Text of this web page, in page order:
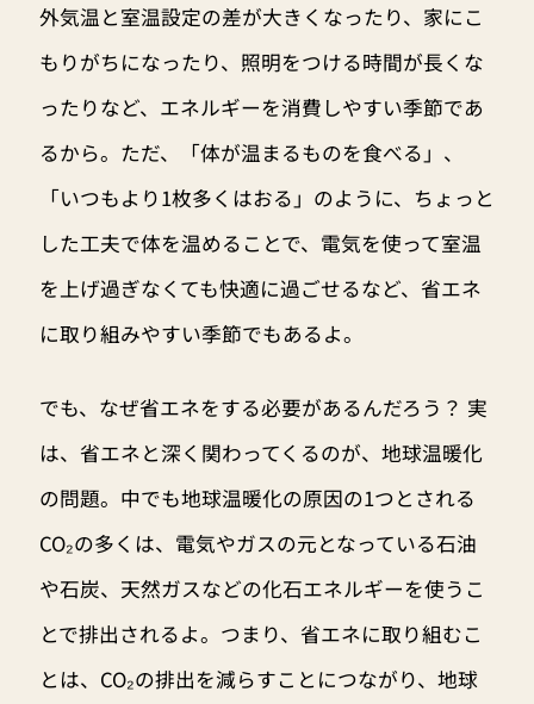
外気温と室温設定の差が大きくなったり、家にこ
もりがちになったり、照明をつける時間が長くな
ったりなど、エネルギーを消費しやすい季節であ
るから。ただ、「体が温まるものを食べる」、
「いつもより1枚多くはおる」のように、ちょっと
した工夫で体を温めることで、電気を使って室温
を上げ過ぎなくても快適に過ごせるなど、省エネ
に取り組みやすい季節でもあるよ。
でも、なぜ省エネをする必要があるんだろう？ 実
は、省エネと深く関わってくるのが、地球温暖化
の問題。中でも地球温暖化の原因の1つとされる
CO₂の多くは、電気やガスの元となっている石油
や石炭、天然ガスなどの化石エネルギーを使うこ
とで排出されるよ。つまり、省エネに取り組むこ
とは、CO₂の排出を減らすことにつながり、地球